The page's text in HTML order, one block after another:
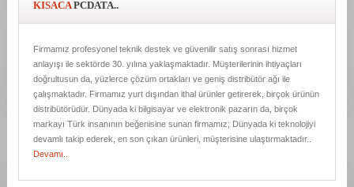
KISACAPCDATA..
Firmamız profesyonel teknik destek ve güvenilir satış sonrası hizmet
anlayışı ile sektörde 30. yılına yaklaşmaktadır. Müşterilerinin ihtiyaçları
doğrultusun da, yüzlerce çözüm ortakları ve geniş distribütör ağı ile
çalışmaktadır. Firmamız yurt dışından ithal ürünler getirerek, birçok ürünün
distribütörüdür. Dünyada ki bilgisayar ve elektronik pazarın da, birçok
markayı Türk insanının beğenisine sunan firmamız; Dünyada ki teknolojiyi
devamlı takip ederek, en son çıkan ürünleri, müşterisine ulaştırmaktadır..
Devamı..